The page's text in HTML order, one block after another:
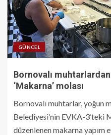
GÜNCEL
Bornovalı
‘Makarna’ molası
Bornovalı muhtarlar, yoğun
Belediyesi’nin EVKA-3’teki
düzenlenen makarna yapım